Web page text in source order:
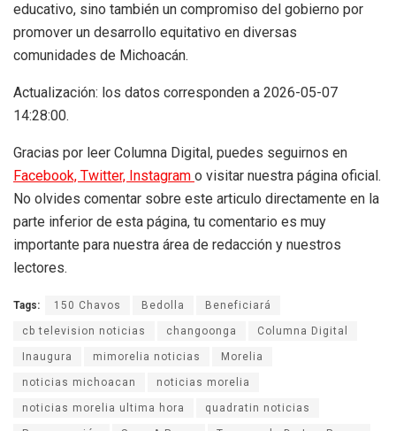
educativo, sino también un compromiso del gobierno por
promover un desarrollo equitativo en diversas
comunidades de Michoacán.
Actualización: los datos corresponden a 2026-05-07
14:28:00.
Gracias por leer Columna Digital, puedes seguirnos en
Facebook, Twitter, Instagram o visitar nuestra página oficial.
No olvides comentar sobre este articulo directamente en la
parte inferior de esta página, tu comentario es muy
importante para nuestra área de redacción y nuestros
lectores.
Tags: 150 Chavos Bedolla Beneficiará
cb television noticias changoonga Columna Digital
Inaugura mimorelia noticias Morelia
noticias michoacan noticias morelia
noticias morelia ultima hora quadratin noticias